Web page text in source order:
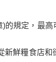
的規定，最高
新鮮糧食店和